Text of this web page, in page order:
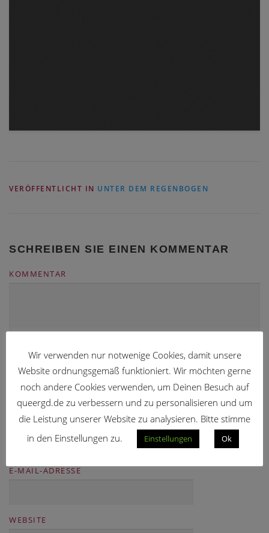
VERÖFFENTLICHT IN UNTER DEM REGENBOGEN
SCHREIBEN SIE EINEN KOMMENTAR
KOMMENTAR
NAME
E-MAIL-ADRESSE
WEBSITE
Wir verwenden nur notwenige Cookies, damit unsere
Website ordnungsgemäß funktioniert. Wir möchten gerne
noch andere Cookies verwenden, um Deinen Besuch auf
queergd.de zu verbessern und zu personalisieren und um
die Leistung unserer Website zu analysieren. Bitte stimme
in den Einstellungen zu.
Einstellungen Ok